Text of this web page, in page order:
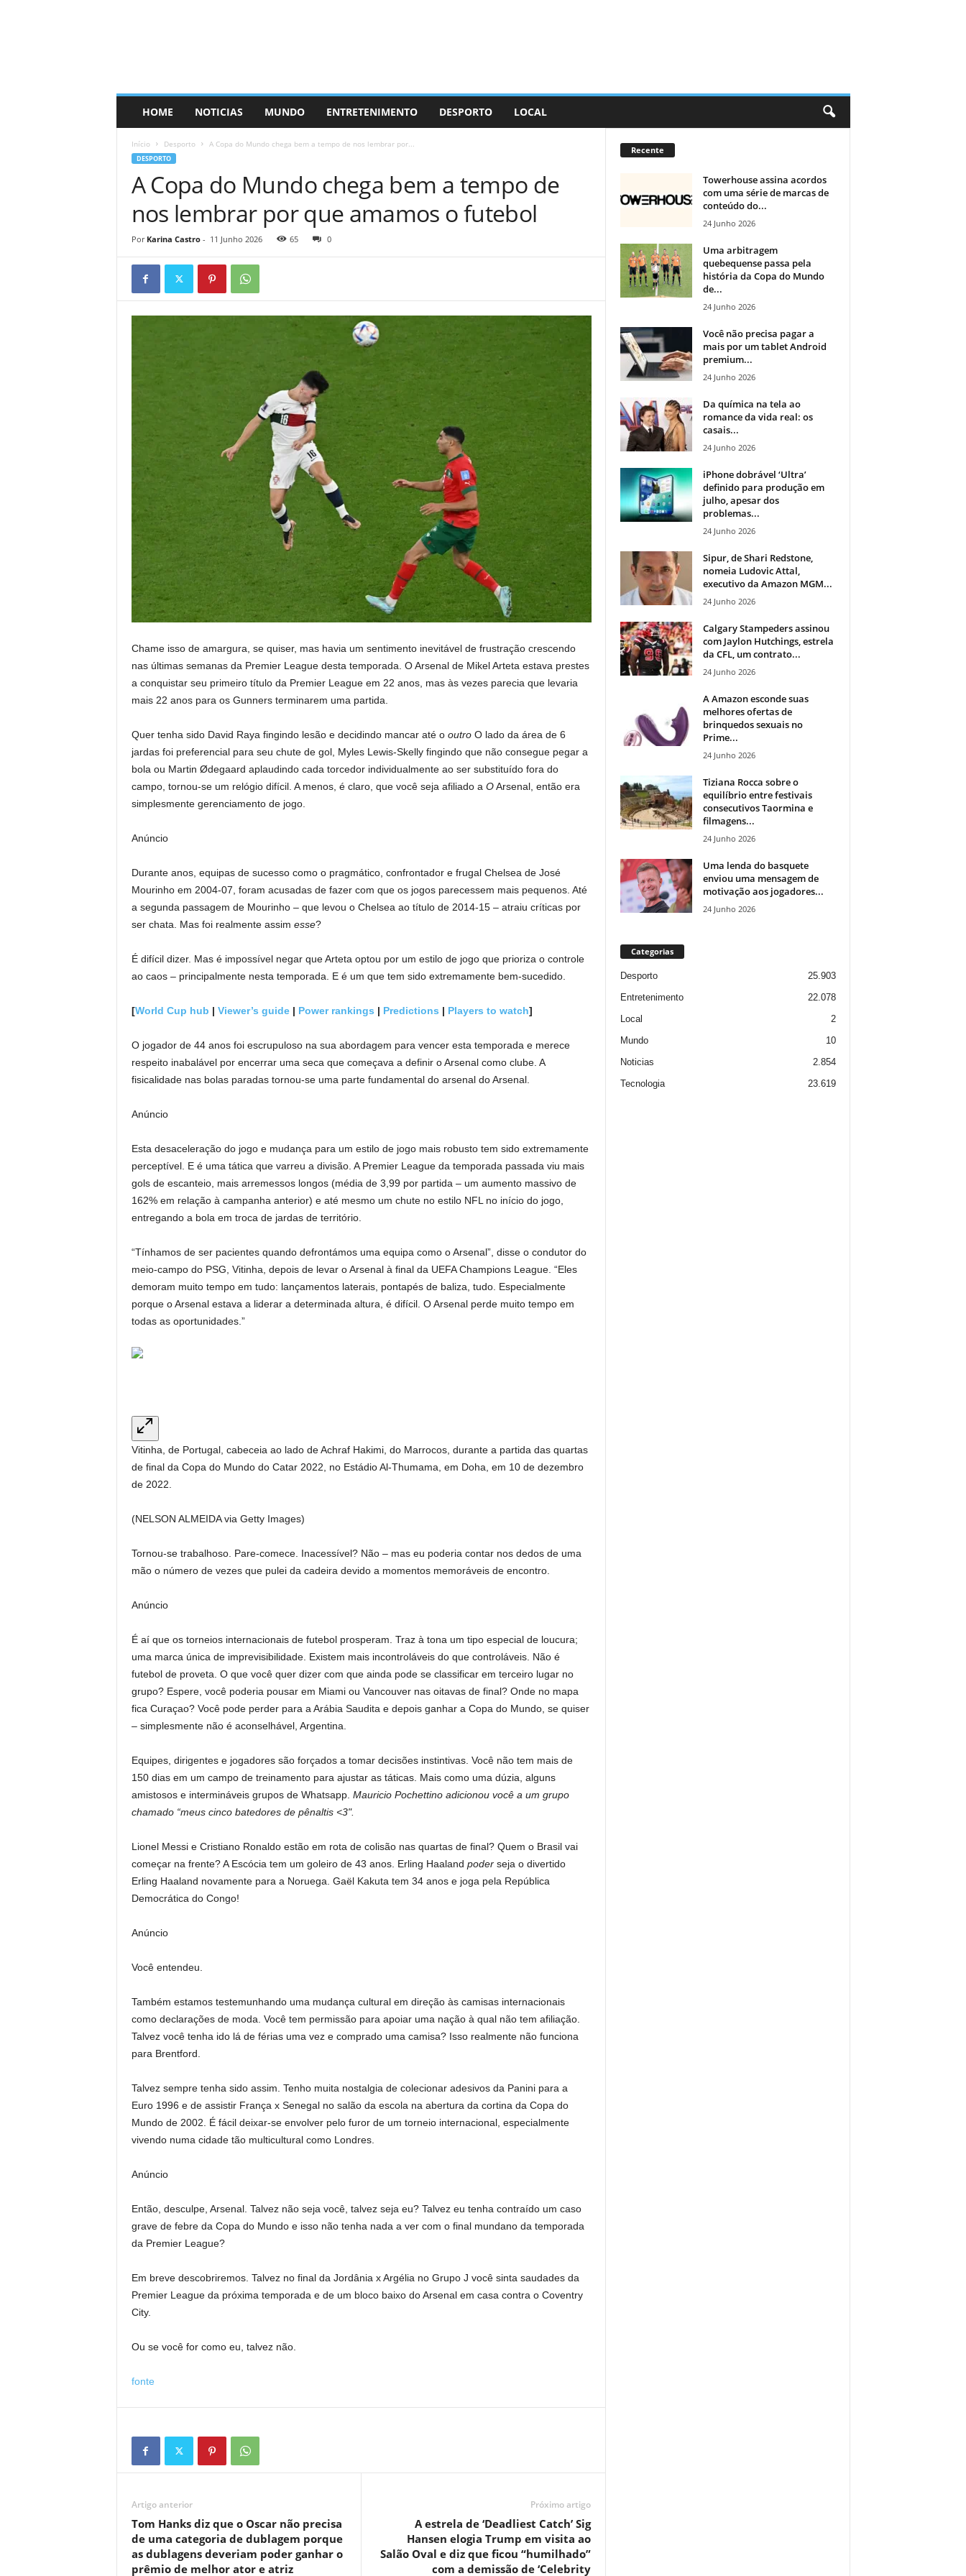
HOME NOTICIAS MUNDO ENTRETENIMENTO DESPORTO LOCAL
Início Desporto A Copa do Mundo chega bem a tempo de nos lembrar por...
DESPORTO
A Copa do Mundo chega bem a tempo de
nos lembrar por que amamos o futebol
Por Karina Castro- 11 Junho 2026 65 0
Chame isso de amargura, se quiser, mas havia um sentimento inevitável de frustração crescendo
nas últimas semanas da Premier League desta temporada. O Arsenal de Mikel Arteta estava prestes
a conquistar seu primeiro título da Premier League em 22 anos, mas às vezes parecia que levaria
mais 22 anos para os Gunners terminarem uma partida.
Quer tenha sido David Raya fingindo lesão e decidindo mancar até o outroO lado da área de 6
jardas foi preferencial para seu chute de gol, Myles Lewis-Skelly fingindo que não consegue pegar a
bola ou Martin Ødegaard aplaudindo cada torcedor individualmente ao ser substituído fora do
campo, tornou-se um relógio difícil. A menos, é claro, que você seja afiliado a OArsenal, então era
simplesmente gerenciamento de jogo.
Anúncio
Durante anos, equipas de sucesso como o pragmático, confrontador e frugal Chelsea de José
Mourinho em 2004-07, foram acusadas de fazer com que os jogos parecessem mais pequenos. Até
a segunda passagem de Mourinho – que levou o Chelsea ao título de 2014-15 – atraiu críticas por
ser chata. Mas foi realmente assim esse?
É difícil dizer. Mas é impossível negar que Arteta optou por um estilo de jogo que prioriza o controle
ao caos – principalmente nesta temporada. E é um que tem sido extremamente bem-sucedido.
[World Cup hub | Viewer’s guide| Power rankings | Predictions | Players to watch]
O jogador de 44 anos foi escrupuloso na sua abordagem para vencer esta temporada e merece
respeito inabalável por encerrar uma seca que começava a definir o Arsenal como clube. A
fisicalidade nas bolas paradas tornou-se uma parte fundamental do arsenal do Arsenal.
Anúncio
Esta desaceleração do jogo e mudança para um estilo de jogo mais robusto tem sido extremamente
perceptível. E é uma tática que varreu a divisão. A Premier League da temporada passada viu mais
gols de escanteio, mais arremessos longos (média de 3,99 por partida – um aumento massivo de
162% em relação à campanha anterior) e até mesmo um chute no estilo NFL no início do jogo,
entregando a bola em troca de jardas de território.
“Tínhamos de ser pacientes quando defrontámos uma equipa como o Arsenal”, disse o condutor do
meio-campo do PSG, Vitinha, depois de levar o Arsenal à final da UEFA Champions League. “Eles
demoram muito tempo em tudo: lançamentos laterais, pontapés de baliza, tudo. Especialmente
porque o Arsenal estava a liderar a determinada altura, é difícil. O Arsenal perde muito tempo em
todas as oportunidades.”
Vitinha, de Portugal, cabeceia ao lado de Achraf Hakimi, do Marrocos, durante a partida das quartas
de final da Copa do Mundo do Catar 2022, no Estádio Al-Thumama, em Doha, em 10 de dezembro
de 2022.
(NELSON ALMEIDA via Getty Images)
Tornou-se trabalhoso. Pare-comece. Inacessível? Não – mas eu poderia contar nos dedos de uma
mão o número de vezes que pulei da cadeira devido a momentos memoráveis ​​de encontro.
Anúncio
É aí que os torneios internacionais de futebol prosperam. Traz à tona um tipo especial de loucura;
uma marca única de imprevisibilidade. Existem mais incontroláveis ​​do que controláveis. Não é
futebol de proveta. O que você quer dizer com que ainda pode se classificar em terceiro lugar no
grupo? Espere, você poderia pousar em Miami ou Vancouver nas oitavas de final? Onde no mapa
fica Curaçao? Você pode perder para a Arábia Saudita e depois ganhar a Copa do Mundo, se quiser
– simplesmente não é aconselhável, Argentina.
Equipes, dirigentes e jogadores são forçados a tomar decisões instintivas. Você não tem mais de
150 dias em um campo de treinamento para ajustar as táticas. Mais como uma dúzia, alguns
amistosos e intermináveis ​​grupos de Whatsapp. Mauricio Pochettino adicionou você a um grupo
chamado “meus cinco batedores de pênaltis <3".
Lionel Messi e Cristiano Ronaldo estão em rota de colisão nas quartas de final? Quem o Brasil vai
começar na frente? A Escócia tem um goleiro de 43 anos. Erling Haaland poderseja o divertido
Erling Haaland novamente para a Noruega. Gaël Kakuta tem 34 anos e joga pela República
Democrática do Congo!
Anúncio
Você entendeu.
Também estamos testemunhando uma mudança cultural em direção às camisas internacionais
como declarações de moda. Você tem permissão para apoiar uma nação à qual não tem afiliação.
Talvez você tenha ido lá de férias uma vez e comprado uma camisa? Isso realmente não funciona
para Brentford.
Talvez sempre tenha sido assim. Tenho muita nostalgia de colecionar adesivos da Panini para a
Euro 1996 e de assistir França x Senegal no salão da escola na abertura da cortina da Copa do
Mundo de 2002. É fácil deixar-se envolver pelo furor de um torneio internacional, especialmente
vivendo numa cidade tão multicultural como Londres.
Anúncio
Então, desculpe, Arsenal. Talvez não seja você, talvez seja eu? Talvez eu tenha contraído um caso
grave de febre da Copa do Mundo e isso não tenha nada a ver com o final mundano da temporada
da Premier League?
Em breve descobriremos. Talvez no final da Jordânia x Argélia no Grupo J você sinta saudades da
Premier League da próxima temporada e de um bloco baixo do Arsenal em casa contra o Coventry
City.
Ou se você for como eu, talvez não.
fonte
Artigo anterior
Tom Hanks diz que o Oscar não precisa
de uma categoria de dublagem porque
as dublagens deveriam poder ganhar o
prêmio de melhor ator e atriz
Próximo artigo
A estrela de ‘Deadliest Catch’ Sig
Hansen elogia Trump em visita ao
Salão Oval e diz que ficou “humilhado”
com a demissão de ‘Celebrity
Recente
Towerhouse assina acordos
com uma série de marcas de
conteúdo do...
24 Junho 2026
Uma arbitragem
quebequense passa pela
história da Copa do Mundo
de...
24 Junho 2026
Você não precisa pagar a
mais por um tablet Android
premium...
24 Junho 2026
Da química na tela ao
romance da vida real: os
casais...
24 Junho 2026
iPhone dobrável ‘Ultra’
definido para produção em
julho, apesar dos
problemas...
24 Junho 2026
Sipur, de Shari Redstone,
nomeia Ludovic Attal,
executivo da Amazon MGM...
24 Junho 2026
Calgary Stampeders assinou
com Jaylon Hutchings, estrela
da CFL, um contrato...
24 Junho 2026
A Amazon esconde suas
melhores ofertas de
brinquedos sexuais no
Prime...
24 Junho 2026
Tiziana Rocca sobre o
equilíbrio entre festivais
consecutivos Taormina e
filmagens...
24 Junho 2026
Uma lenda do basquete
enviou uma mensagem de
motivação aos jogadores...
24 Junho 2026
Categorias
Desporto
25.903
Entretenimento
22.078
Local
2
Mundo
10
Noticias
2.854
Tecnologia
23.619